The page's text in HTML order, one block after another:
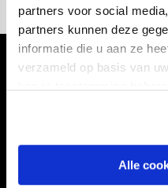
partners voor social
partners kunnen deze
informatie die u aan ze
verzameld op basis van
Alle
Volg ons ook via
Navigeer naar